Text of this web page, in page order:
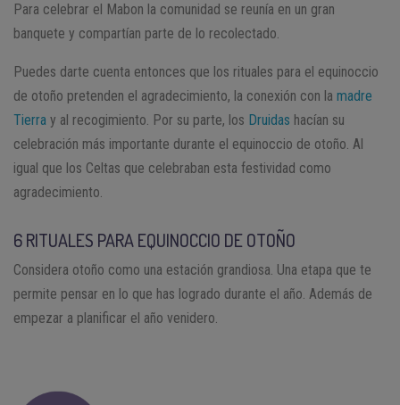
Para celebrar el Mabon la comunidad se reunía en un gran
banquete y compartían parte de lo recolectado.
Puedes darte cuenta entonces que los rituales para el equinoccio
de otoño pretenden el agradecimiento, la conexión con la madre
Tierra y al recogimiento. Por su parte, los Druidas hacían su
celebración más importante durante el equinoccio de otoño. Al
igual que los Celtas que celebraban esta festividad como
agradecimiento.
6 RITUALES PARA EQUINOCCIO DE OTOÑO
Considera otoño como una estación grandiosa. Una etapa que te
permite pensar en lo que has logrado durante el año. Además de
empezar a planificar el año venidero.